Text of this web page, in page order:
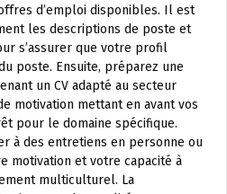
d’emploi disponibles. Il est
les descriptions de poste et
s’assurer que votre profil
poste. Ensuite, préparez une
un CV adapté au secteur
motivation mettant en avant vos
pour le domaine spécifique.
à des entretiens en personne ou
motivation et votre capacité à
multiculturel. La